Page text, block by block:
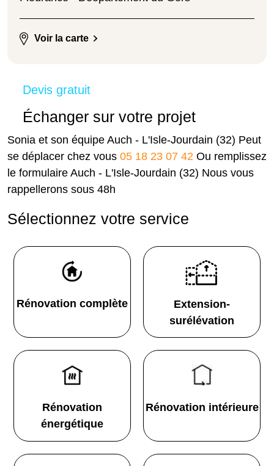
Voir la carte
Devis gratuit
Échanger sur votre projet
Sonia et son équipe Auch - L'Isle-Jourdain (32) Peut
se déplacer chez vous 05 18 23 07 42 Ou remplissez
le formulaire Auch - L'Isle-Jourdain (32) Nous vous
rappellerons sous 48h
Sélectionnez votre service
Rénovation complète
Extension-
surélévation
Rénovation
énergétique
Rénovation intérieure